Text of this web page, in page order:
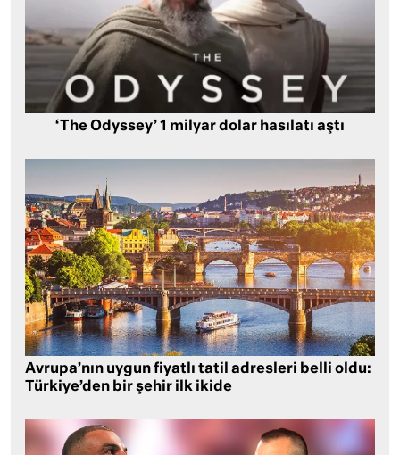
‘The Odyssey’ 1 milyar dolar hasılatı aştı
Avrupa’nın uygun fiyatlı tatil adresleri belli oldu:
Türkiye’den bir şehir ilk ikide